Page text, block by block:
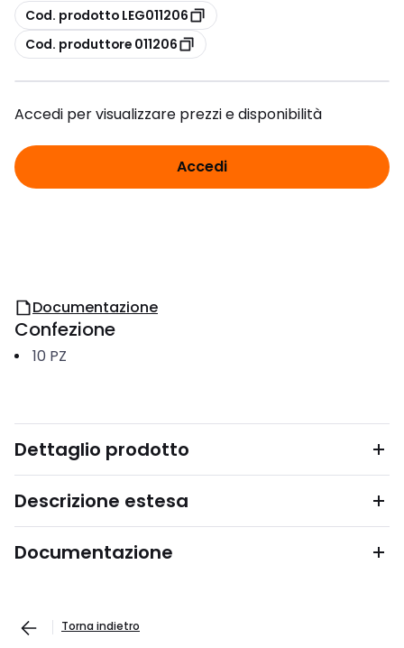
copia
Cod. prodotto LEG011206
copia
Cod. produttore 011206
Accedi per visualizzare prezzi e disponibilità
Accedi
Documentazione
Confezione
10 PZ
Dettaglio prodotto
Descrizione estesa
Documentazione
Torna indietro